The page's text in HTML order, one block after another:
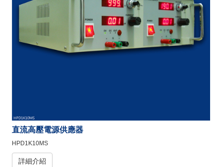
直流高壓電源供應器
HPD1K10MS
詳細介紹